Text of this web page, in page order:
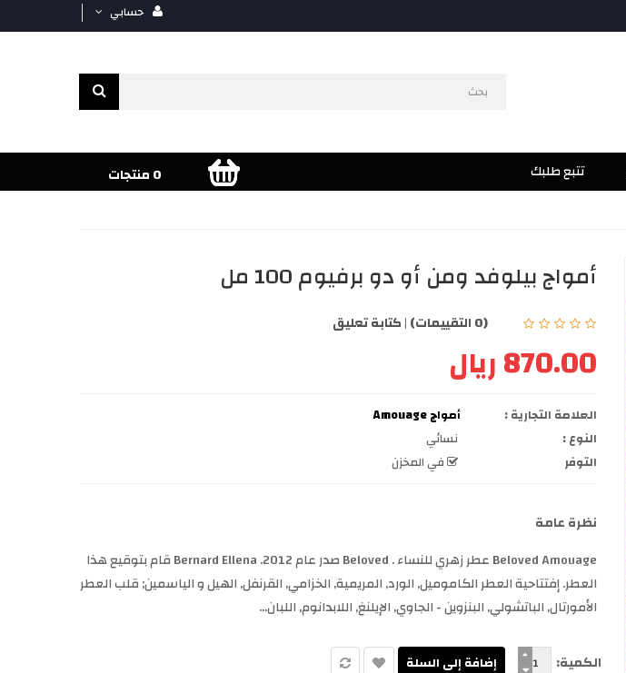
حسابي
تتبع طلبك 0 منتجات
أمواج بيلوفد ومن أو دو برفيوم 100 مل
(0 التقييمات) |كتابة تعليق
870.00 ريال
العلامة التجارية :
أمواج Amouage
النوع :
نسائي
التوفر
في المخزن
نظرة عامة
Beloved Amouage عطر زهري للنساء . Beloved صدر عام 2012. Bernard Ellena قام بتوقيع هذا
العطر. إفتتاحية العطر الكاموميل, الورد, المريمية, الخزامي, القرنفل, الهيل و الياسمين; قلب العطر
الأمورتال, الباتشولي, البنزوين - الجاوي, الإيلنغ, اللابدانوم, اللبان...
الكمية: